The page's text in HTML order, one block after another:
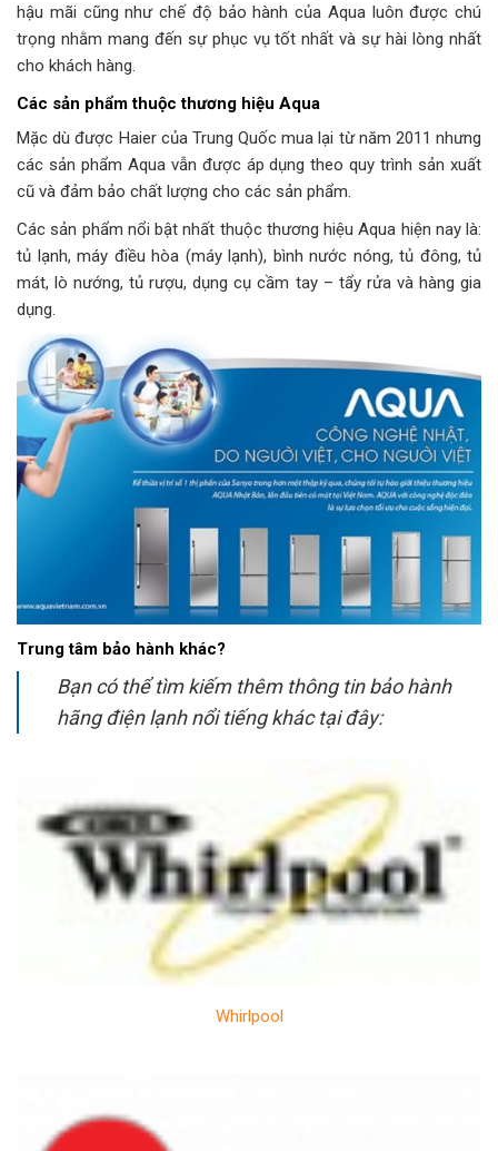
hậu mãi cũng như chế độ bảo hành của Aqua luôn được chú
trọng nhằm mang đến sự phục vụ tốt nhất và sự hài lòng nhất
cho khách hàng.
Các sản phẩm thuộc thương hiệu Aqua
Mặc dù được Haier của Trung Quốc mua lại từ năm 2011 nhưng
các sản phẩm Aqua vẫn được áp dụng theo quy trình sản xuất
cũ và đảm bảo chất lượng cho các sản phẩm.
Các sản phẩm nổi bật nhất thuộc thương hiệu Aqua hiện nay là:
tủ lạnh, máy điều hòa (máy lạnh), bình nước nóng, tủ đông, tủ
mát, lò nướng, tủ rượu, dụng cụ cầm tay – tẩy rửa và hàng gia
dụng.
Trung tâm bảo hành khác?
Bạn có thể tìm kiếm thêm thông tin bảo hành
hãng điện lạnh nổi tiếng khác tại đây:
Whirlpool